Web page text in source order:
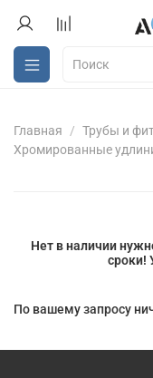
Главная Трубы и
Хромированные
Нет в наличии
сроки!
По вашему запросу